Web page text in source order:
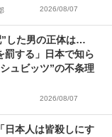
2026/08/07
した男の正体は…
罰する」日本で知ら
ュビッツ”の不条理
2026/08/07
日本人は皆殺しにす